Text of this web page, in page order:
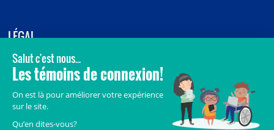
LÉGAL
© 2006-2026CHU Sainte-Justine.
Tous droits réservés.
Crédits
Accès aux documents des organismes publics